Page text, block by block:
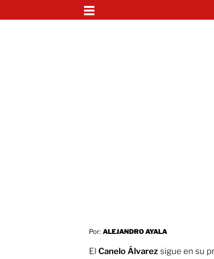
Por: ALEJANDRO AYALA
El Canelo Álvarez sigue en su